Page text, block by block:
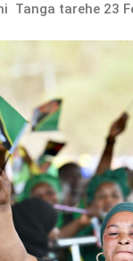
Tanga tarehe 23